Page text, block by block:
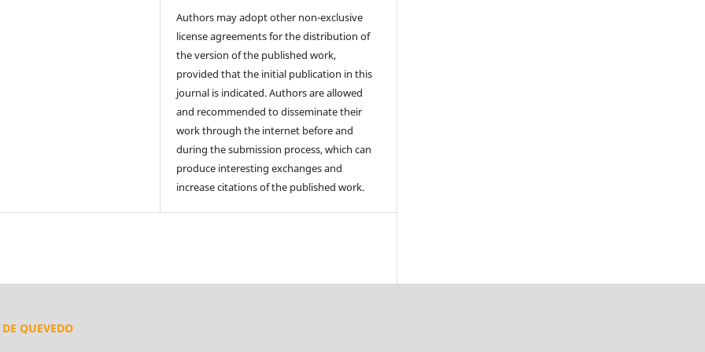
Authors may adopt other non-exclusive
license agreements for the distribution of
the version of the published work,
provided that the initial publication in this
journal is indicated. Authors are allowed
and recommended to disseminate their
work through the internet before and
during the submission process, which can
produce interesting exchanges and
increase citations of the published work.
QUEVEDO